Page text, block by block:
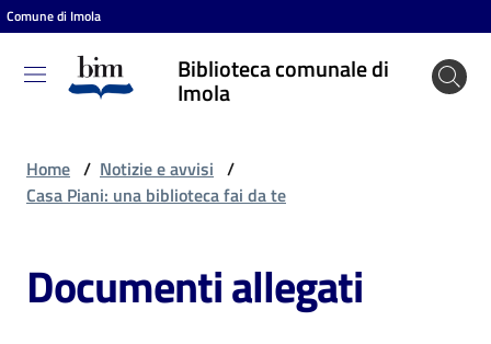
Vai al contenuto
Vai alla navigazione
Vai al footer
Comune di Imola
Biblioteca comunale di
Imola
Biblioteca
comunale
Home / Notizie e avvisi /
Casa Piani: una biblioteca fai da te
Documenti allegati